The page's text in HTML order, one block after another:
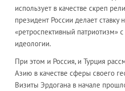
использует в качестве скреп
президент России делает ставку
«ретроспективный патриотизм»
идеологии.
При этом и Россия, и Турция
Азию в качестве сферы своего
Визиты Эрдогана в начале